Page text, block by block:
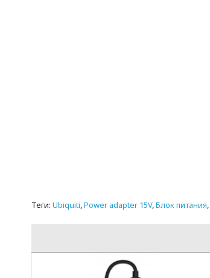
Теги: Ubiquiti,Power adapter 15V,Блок питания,